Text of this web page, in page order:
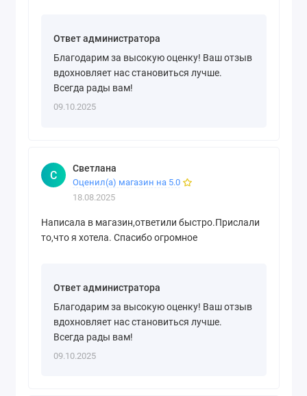
Ответ администратора
Благодарим за высокую оценку! Ваш отзыв
вдохновляет нас становиться лучше.
Всегда рады вам!
09.10.2025
С Светлана
Оценил(а) магазин на 5.0
18.08.2025
Написала в магазин,ответили быстро.Прислали
то,что я хотела. Спасибо огромное
Ответ администратора
Благодарим за высокую оценку! Ваш отзыв
вдохновляет нас становиться лучше.
Всегда рады вам!
09.10.2025